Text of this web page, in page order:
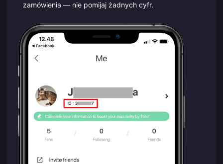
zamówienia — nie pomijaj żadnych cyfr.